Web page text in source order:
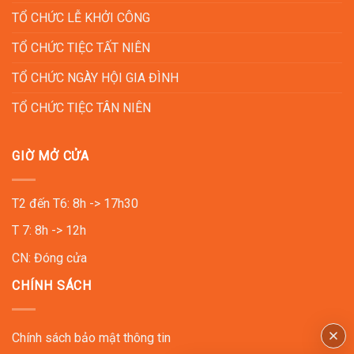
14:30 Tổ chức chương trình team building trên bãi biển Mũi
tăng cường sự đoàn kết và thúc đẩy tinh thần làm việc nhóm
cho các thành viên.
– Buổi tối
nhiều hoạt động ý nghĩa như khui champagne, vinh danh
khen thưởng, và các trò chơi nhỏ vui nhộn. Những hoạt động
này sẽ tạo cơ hội cho đội ngũ nhân sự gắn kết hơn.
TỔ CHỨC LỄ KHỞI CÔNG
TỔ CHỨC TIỆC TẤT NIÊN
TỔ CHỨC NGÀY HỘI GIA ĐÌNH
TỔ CHỨC TIỆC TÂN NIÊN
GIỜ MỞ CỬA
T2 đến T6: 8h -> 17h30
T 7: 8h -> 12h
CN: Đóng cửa
CHÍNH SÁCH
Chính sách bảo mật thông tin